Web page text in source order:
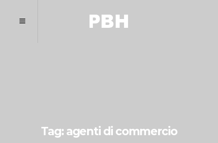
Tag: agenti di commercio